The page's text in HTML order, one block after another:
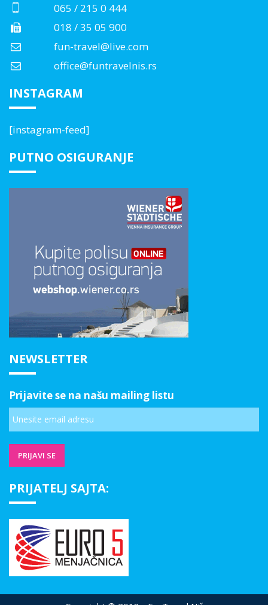
065 / 215 0 444
018 / 35 05 900
fun-travel@live.com
office@funtravelnis.rs
INSTAGRAM
[instagram-feed]
PUTNO OSIGURANJE
NEWSLETTER
Prijavite se na našu mailing listu
PRIJATELJ SAJTA: